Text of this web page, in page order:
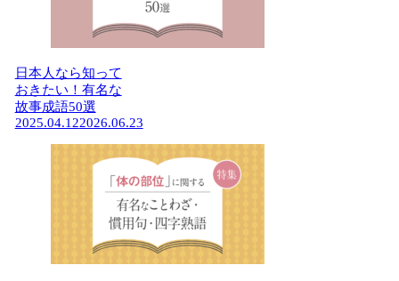
日本人なら知って
おきたい！有名な
故事成語50選
2025.04.122026.06.23